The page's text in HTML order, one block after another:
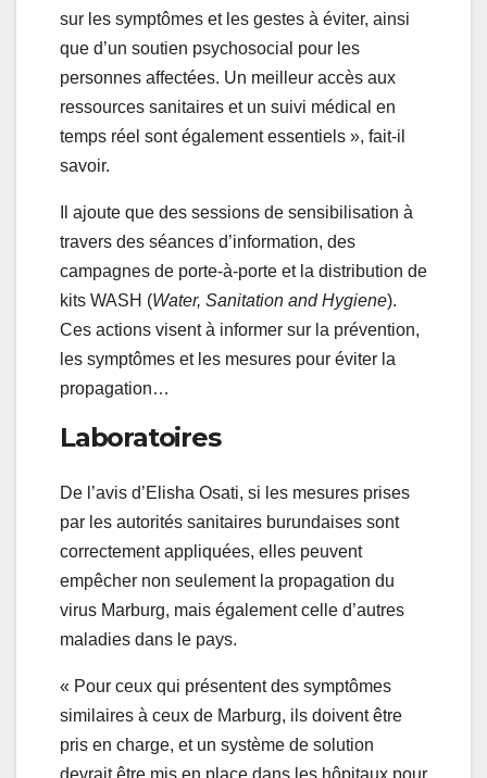
sur les symptômes et les gestes à éviter, ainsi
que d’un soutien psychosocial pour les
personnes affectées. Un meilleur accès aux
ressources sanitaires et un suivi médical en
temps réel sont également essentiels », fait-il
savoir.
Il ajoute que des sessions de sensibilisation à
travers des séances d’information, des
campagnes de porte-à-porte et la distribution de
kits WASH (Water, Sanitation and Hygiene).
Ces actions visent à informer sur la prévention,
les symptômes et les mesures pour éviter la
propagation…
Laboratoires
De l’avis d’Elisha Osati, si les mesures prises
par les autorités sanitaires burundaises sont
correctement appliquées, elles peuvent
empêcher non seulement la propagation du
virus Marburg, mais également celle d’autres
maladies dans le pays.
« Pour ceux qui présentent des symptômes
similaires à ceux de Marburg, ils doivent être
pris en charge, et un système de solution